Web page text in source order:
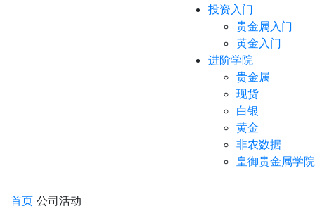
投资入门
贵金属入门
黄金入门
进阶学院
贵金属
现货
白银
黄金
非农数据
皇御贵金属学院
首页 公司活动